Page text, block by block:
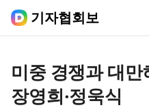
기자협회보
미중 경쟁과 대만
장영희·정욱식